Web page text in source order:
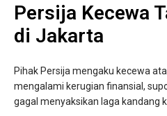
Persija Kecewa
di Jakarta
Pihak Persija mengaku kecewa
mengalami kerugian finansial,
gagal menyaksikan laga kandang